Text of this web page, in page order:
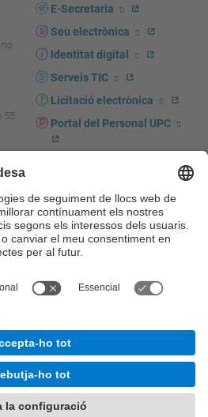
55
i
i la
E-Secretaria
Seu electrònica
Identitat digital
Serveis TIC
Licitació electrònica
Portal del Personal UPC
UPCshop, marxandatge
Sala de premsa
Seguretat i salut
Autoprotecció i emergències
Catalunya - BarcelonaTech